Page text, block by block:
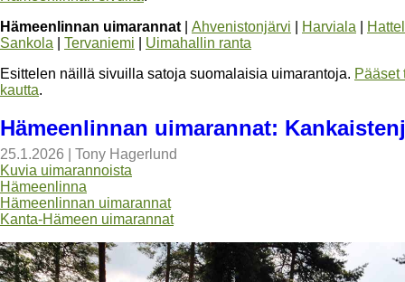
Hämeenlinnan uimarannat
Ahvenistonjärvi Harviala
Sankola
Tervaniemi
Uimahallin ranta
Esittelen näillä sivuilla satoja suomalaisia uimarantoja. Pääset
kautta.
Hämeenlinnan uimarannat:
25.1.2026
Tony Hagerlund
Kuvia uimarannoista
Hämeenlinna
Hämeenlinnan uimarannat
Kanta-Hämeen uimarannat